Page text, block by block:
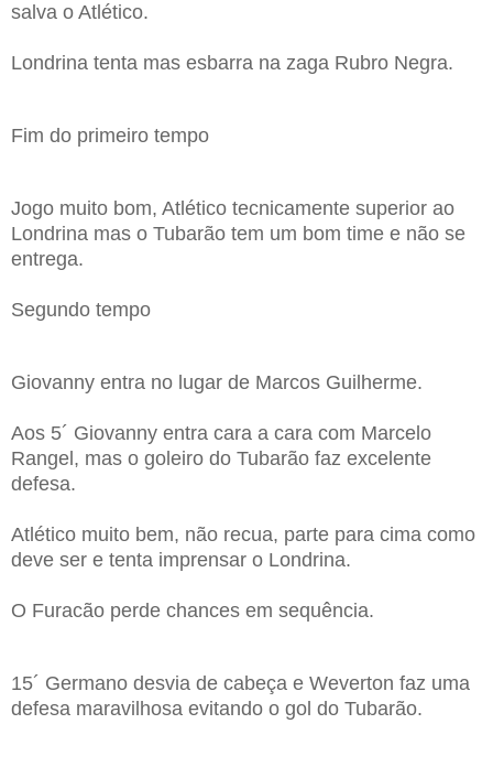
salva o Atlético.
Londrina tenta mas esbarra na zaga Rubro Negra.
Fim do primeiro tempo
Jogo muito bom, Atlético tecnicamente superior ao
Londrina mas o Tubarão tem um bom time e não se
entrega.
Segundo tempo
Giovanny entra no lugar de Marcos Guilherme.
Aos 5´ Giovanny entra cara a cara com Marcelo
Rangel, mas o goleiro do Tubarão faz excelente
defesa.
Atlético muito bem, não recua, parte para cima como
deve ser e tenta imprensar o Londrina.
O Furacão perde chances em sequência.
15´ Germano desvia de cabeça e Weverton faz uma
defesa maravilhosa evitando o gol do Tubarão.